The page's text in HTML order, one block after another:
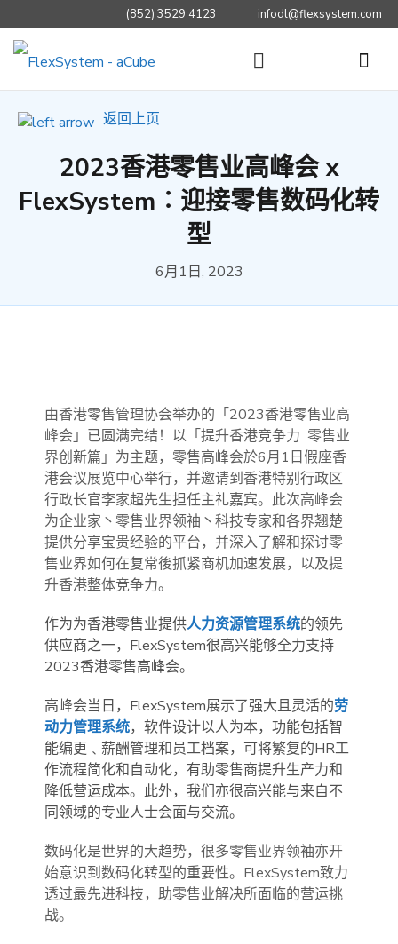
(852) 3529 4123 infodl@flexsystem.com
返回上页
2023香港零售业高峰会 x
FlexSystem︰迎接零售数码化转
型
6月1日, 2023
由香港零售管理协会举办的「2023香港零售业高
峰会」已圆满完结！以「提升香港竞争力 零售业
界创新篇」为主题，零售高峰会於6月1日假座香
港会议展览中心举行，并邀请到香港特别行政区
行政长官李家超先生担任主礼嘉宾。此次高峰会
为企业家丶零售业界领袖丶科技专家和各界翘楚
提供分享宝贵经验的平台，并深入了解和探讨零
售业界如何在复常後抓紧商机加速发展，以及提
升香港整体竞争力。
作为为香港零售业提供人力资源管理系统的领先
供应商之一，FlexSystem很高兴能够全力支持
2023香港零售高峰会。
高峰会当日，FlexSystem展示了强大且灵活的劳
动力管理系统，软件设计以人为本，功能包括智
能编更﹑薪酬管理和员工档案，可将繁复的HR工
作流程简化和自动化，有助零售商提升生产力和
降低营运成本。此外，我们亦很高兴能与来自不
同领域的专业人士会面与交流。
数码化是世界的大趋势，很多零售业界领袖亦开
始意识到数码化转型的重要性。FlexSystem致力
透过最先进科技，助零售业解决所面临的营运挑
战。